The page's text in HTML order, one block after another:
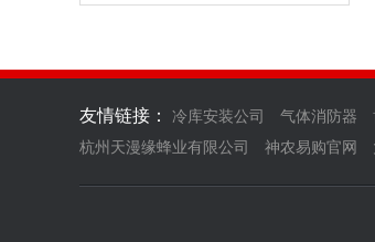
友情链接： 冷库安装公司 气体消防器
杭州天漫缘蜂业有限公司
神农易购官网